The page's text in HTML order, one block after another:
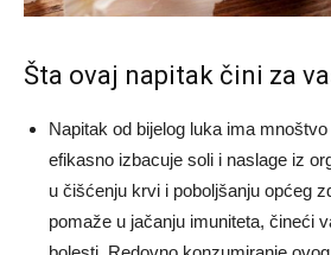
Šta ovaj napitak čini za
Napitak od bijelog luka ima
efikasno izbacuje soli i naslage iz
u čišćenju krvi i poboljšanju općeg
pomaže u jačanju imuniteta, čineći